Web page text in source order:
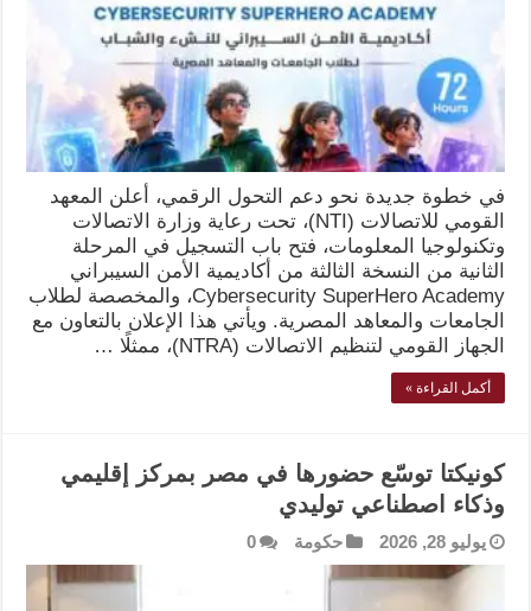
في خطوة جديدة نحو دعم التحول الرقمي، أعلن المعهد
القومي للاتصالات (NTI)، تحت رعاية وزارة الاتصالات
وتكنولوجيا المعلومات، فتح باب التسجيل في المرحلة
الثانية من النسخة الثالثة من أكاديمية الأمن السيبراني
Cybersecurity SuperHero Academy، والمخصصة لطلاب
الجامعات والمعاهد المصرية. ويأتي هذا الإعلان بالتعاون مع
الجهاز القومي لتنظيم الاتصالات (NTRA)، ممثلًا …
أكمل القراءة »
كونيكتا توسّع حضورها في مصر بمركز إقليمي
وذكاء اصطناعي توليدي
يوليو 28, 2026 حكومة 0